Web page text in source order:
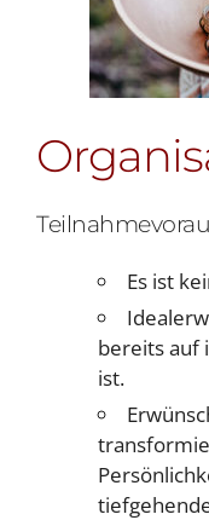
Es ist
bereits auf
ist.